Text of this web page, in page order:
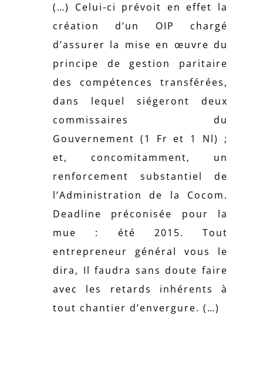
(…) Celui-ci prévoit en effet la
création d’un OIP chargé
d’assurer la mise en œuvre du
principe de gestion paritaire
des compétences transférées,
dans lequel siégeront deux
commissaires du
Gouvernement (1 Fr et 1 Nl) ;
et, concomitamment, un
renforcement substantiel de
l’Administration de la Cocom.
Deadline préconisée pour la
mue : été 2015. Tout
entrepreneur général vous le
dira, Il faudra sans doute faire
avec les retards inhérents à
tout chantier d’envergure. (…)